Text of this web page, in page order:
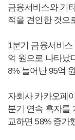
금융서비스와 기
적을 견인한 것으
1분기 금융서비
억 원으로 나타났
8% 늘어난 95억
자회사 카카오페
분기 연속 흑자를
교하면 58% 증가